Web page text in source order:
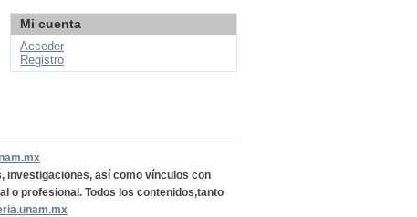
Mi cuenta
Acceder
Registro
investigaciones, así como vínculos con
o profesional. Todos los contenidos,tanto